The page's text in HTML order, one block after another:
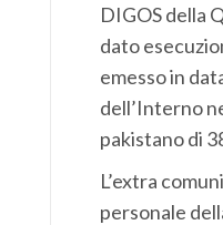
DIGOS della
dato
emesso in
dell’Interno
pakistano di
L’extra
personale